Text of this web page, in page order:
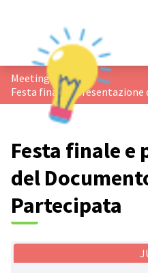
Meetings /
Festa finale e presentazione del
Festa finale e
del
Partecipata